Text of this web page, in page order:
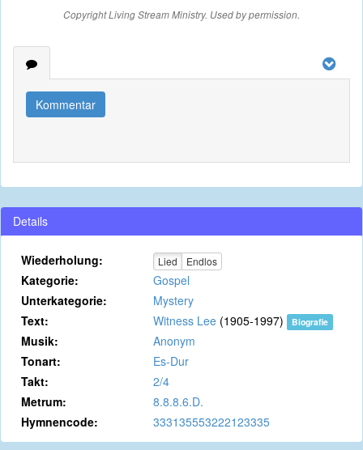
Copyright Living Stream Ministry. Used by permission.
Kommentar
Details
Wiederholung: Lied Endlos
Kategorie:
Gospel
Unterkategorie:
Mystery
Text:
Witness Lee (1905-1997) Biografie
Musik:
Anonym
Tonart:
Es-Dur
Takt:
2/4
Metrum:
8.8.8.6.D.
Hymnencode:
333135553222123335